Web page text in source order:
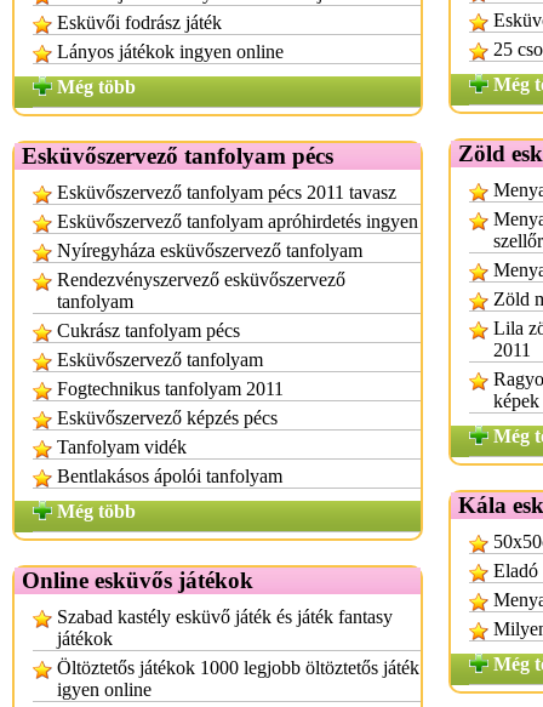
Esküvői fodrász játék
Lányos játékok ingyen online
Még több
Esküvőszervező tanfolyam pécs
Esküvőszervező tanfolyam pécs 2011 tavasz
Esküvőszervező tanfolyam apróhirdetés ingyen
Nyíregyháza esküvőszervező tanfolyam
Rendezvényszervező esküvőszervező
tanfolyam
Cukrász tanfolyam pécs
Esküvőszervező tanfolyam
Fogtechnikus tanfolyam 2011
Esküvőszervező képzés pécs
Tanfolyam vidék
Bentlakásos ápolói tanfolyam
Még több
Online esküvős játékok
Szabad kastély esküvő játék és játék fantasy
játékok
Öltöztetős játékok 1000 legjobb öltöztetős játék
igyen online
25
Még
Zöld
Zöld
Lila
2011
képek
Még
Kála
Eladó
Még